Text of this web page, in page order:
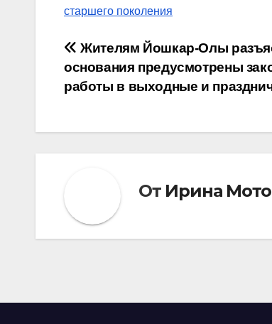
старшего поколения
Навигация
по
Жителям Йошкар-Олы
основания предусмотрены
работы в выходные и
От Ирина